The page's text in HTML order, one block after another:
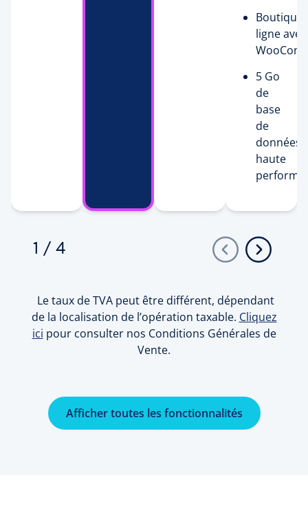
Boutique
ligne avec
5 Go
de
base
de
données
haute
1 / 4
Le taux de TVA peut être différent, dépendant
de la localisation de l’opération taxable. Cliquez
ici pour consulter nos Conditions Générales de
Vente.
Afficher toutes les fonctionnalités